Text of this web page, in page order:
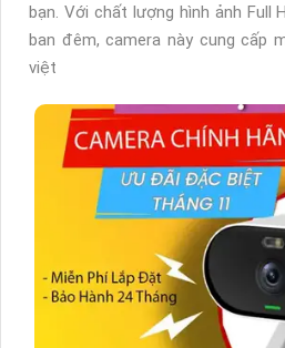
bạn. Với chất lượng hình ảnh Full
ban đêm, camera này cung cấp
việt